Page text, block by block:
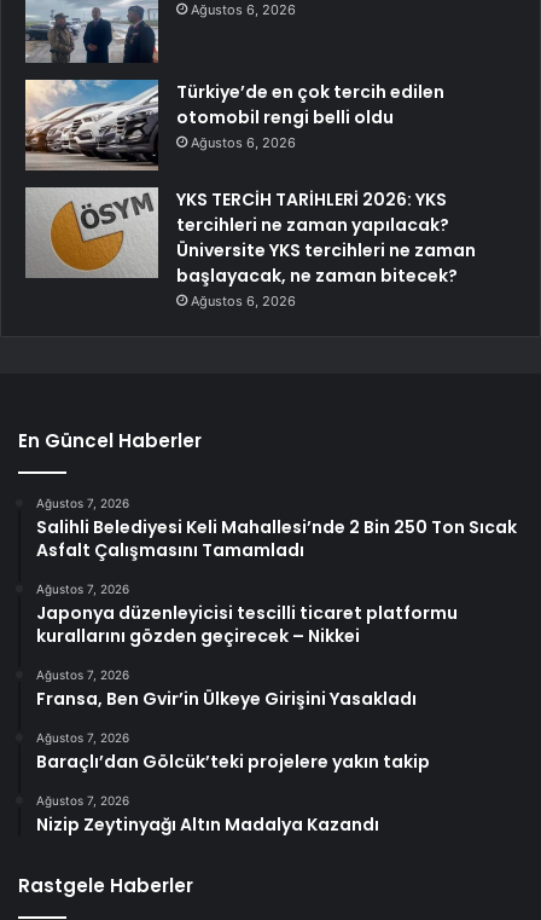
Ağustos 6, 2026
Türkiye’de en çok tercih edilen
otomobil rengi belli oldu
Ağustos 6, 2026
YKS TERCİH TARİHLERİ 2026: YKS
tercihleri ne zaman yapılacak?
Üniversite YKS tercihleri ne zaman
başlayacak, ne zaman bitecek?
Ağustos 6, 2026
En Güncel Haberler
Ağustos 7, 2026
Salihli Belediyesi Keli Mahallesi’nde 2 Bin 250 Ton Sıcak
Asfalt Çalışmasını Tamamladı
Ağustos 7, 2026
Japonya düzenleyicisi tescilli ticaret platformu
kurallarını gözden geçirecek – Nikkei
Ağustos 7, 2026
Fransa, Ben Gvir’in Ülkeye Girişini Yasakladı
Ağustos 7, 2026
Baraçlı’dan Gölcük’teki projelere yakın takip
Ağustos 7, 2026
Nizip Zeytinyağı Altın Madalya Kazandı
Rastgele Haberler